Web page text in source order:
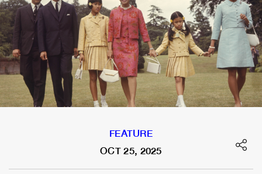
FEATURE
OCT 25, 2025